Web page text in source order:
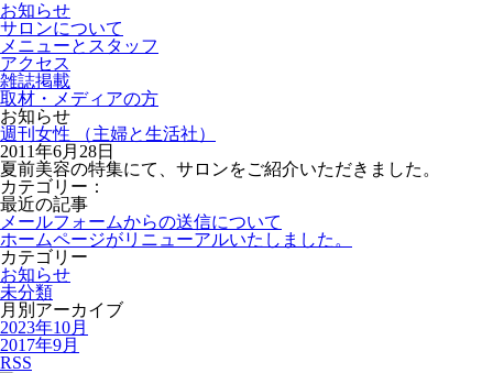
お知らせ
サロンについて
メニューとスタッフ
アクセス
雑誌掲載
取材・メディアの方
お知らせ
週刊女性 （主婦と生活社）
2011年6月28日
夏前美容の特集にて、サロンをご紹介いただきました。
カテゴリー：
最近の記事
メールフォームからの送信について
ホームページがリニューアルいたしました。
カテゴリー
お知らせ
未分類
月別アーカイブ
2023年10月
2017年9月
RSS